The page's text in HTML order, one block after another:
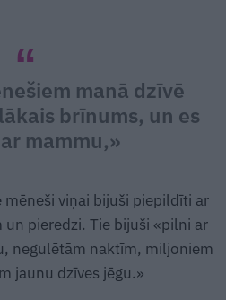
manā dzīvē
brīnums, un es
mammu,»
mēneši viņai bijuši piepildīti ar
pieredzi. Tie bijuši «pilni ar
negulētām naktīm, miljoniem
jaunu dzīves jēgu.»